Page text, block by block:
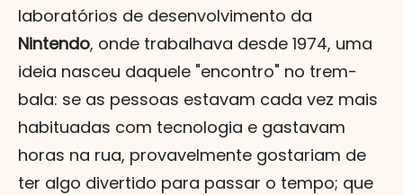
laboratórios de desenvolvimento da
Nintendo, onde trabalhava desde 1974, uma
ideia nasceu daquele "encontro" no trem-
bala: se as pessoas estavam cada vez mais
habituadas com tecnologia e gastavam
horas na rua, provavelmente gostariam de
ter algo divertido para passar o tempo; que